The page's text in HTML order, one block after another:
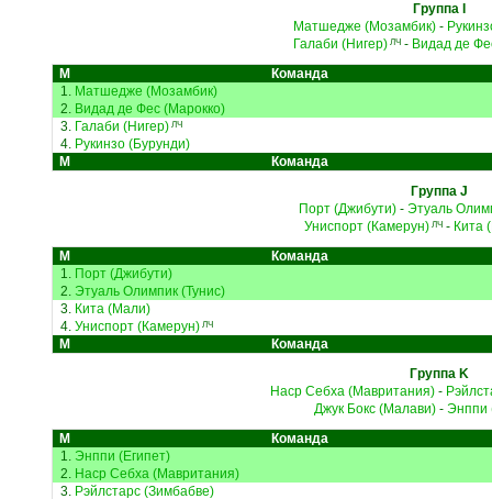
Группа I
Матшедже (Мозамбик) -
Галаби (Нигер) ЛЧ - Видад де
М
Команда
1. Матшедже (Мозамбик)
2. Видад де Фес (Марокко)
3. Галаби (Нигер)ЛЧ
4. Рукинзо (Бурунди)
М
Команда
Группа J
Порт (Джибути)- Этуаль
Униспорт (Камерун) ЛЧ - Кита
М
Команда
1. Порт (Джибути)
2. Этуаль Олимпик (Тунис)
3. Кита (Мали)
4. Униспорт (Камерун)ЛЧ
М
Команда
Группа K
Наср Себха (Мавритания) -
Джук Бокс (Малави)- Энппи
М
Команда
1. Энппи (Египет)
2. Наср Себха (Мавритания)
3. Рэйлстарс (Зимбабве)